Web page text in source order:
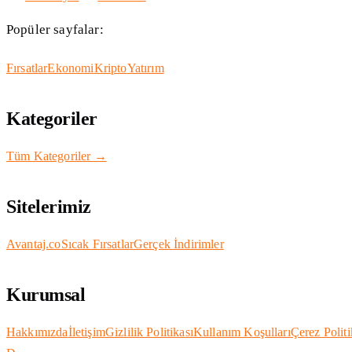
Popüler sayfalar:
FırsatlarEkonomiKriptoYatırım
Kategoriler
Tüm Kategoriler →
Sitelerimiz
Avantaj.coSıcak FırsatlarGerçek İndirimler
Kurumsal
HakkımızdaİletişimGizlilik PolitikasıKullanım KoşullarıÇerez